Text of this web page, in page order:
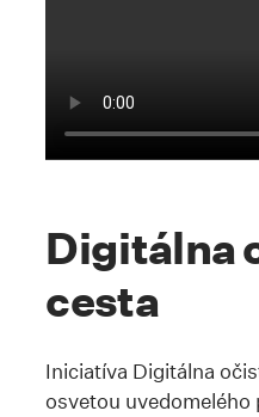
Digitálna
cesta
Iniciatíva Digitálna
osvetou